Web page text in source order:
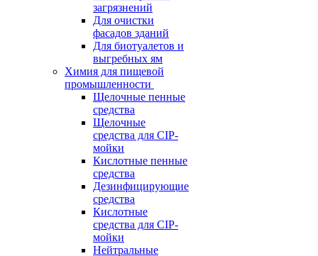
загрязнений
Для очистки
фасадов зданий
Для биотуалетов и
выгребных ям
Химия для пищевой
промышленности
Щелочные пенные
средства
Щелочные
средства для CIP-
мойки
Кислотные пенные
средства
Дезинфицирующие
средства
Кислотные
средства для CIP-
мойки
Нейтральные